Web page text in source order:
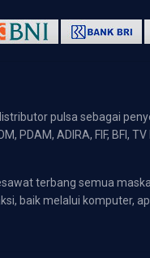
pulsa sebagai
PDAM, ADIRA, FIF,
terbang semua
baik melalui komputer,